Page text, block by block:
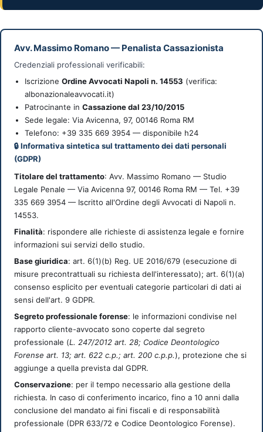
Avv. Massimo Romano— Penalista Cassazionista
Credenziali professionali verificabili:
Iscrizione Ordine Avvocati Napoli n. 14553 (verifica:
albonazionaleavvocati.it)
Patrocinante in Cassazione dal 23/10/2015
Sede legale: Via Avicenna, 97, 00146 Roma RM
Telefono: +39 335 669 3954 — disponibile h24
🔒 Informativa sintetica sul trattamento dei dati personali
(GDPR)
Titolare del trattamento: Avv. Massimo Romano — Studio
Legale Penale — Via Avicenna 97, 00146 Roma RM — Tel. +39
335 669 3954 — Iscritto all'Ordine degli Avvocati di Napoli n.
14553.
Finalità: rispondere alle richieste di assistenza legale e fornire
informazioni sui servizi dello studio.
Base giuridica: art. 6(1)(b) Reg. UE 2016/679 (esecuzione di
misure precontrattuali su richiesta dell'interessato); art. 6(1)(a)
consenso esplicito per eventuali categorie particolari di dati ai
sensi dell'art. 9 GDPR.
Segreto professionale forense: le informazioni condivise nel
rapporto cliente-avvocato sono coperte dal segreto
professionale (L. 247/2012 art. 28; Codice Deontologico
Forense art. 13; art. 622 c.p.; art. 200 c.p.p.), protezione che si
aggiunge a quella prevista dal GDPR.
Conservazione: per il tempo necessario alla gestione della
richiesta. In caso di conferimento incarico, fino a 10 anni dalla
conclusione del mandato ai fini fiscali e di responsabilità
professionale (DPR 633/72 e Codice Deontologico Forense).